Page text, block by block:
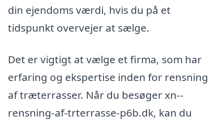
din ejendoms værdi, hvis du på et
tidspunkt overvejer at sælge.
Det er vigtigt at vælge et firma, som har
erfaring og ekspertise inden for rensning
af træterrasser. Når du besøger xn--
rensning-af-trterrasse-p6b.dk, kan du